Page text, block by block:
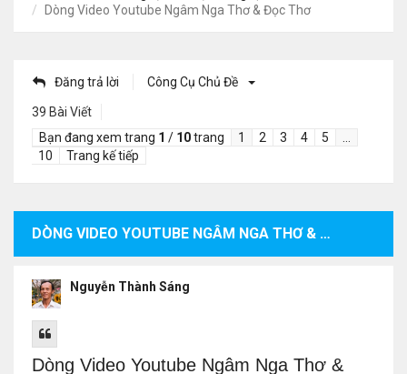
Dòng Video Youtube Ngâm Nga Thơ & Đọc Thơ
Đăng trả lời Công Cụ Chủ Đề
39 Bài Viết
Bạn đang xem trang 1 / 10trang 1 2 3 4 5
10
Trang kế tiếp
DÒNG VIDEO YOUTUBE NGÂM NGA THƠ & ĐỌC THƠ
Nguyễn Thành Sáng
Dòng Video Youtube Ngâm Nga Thơ &